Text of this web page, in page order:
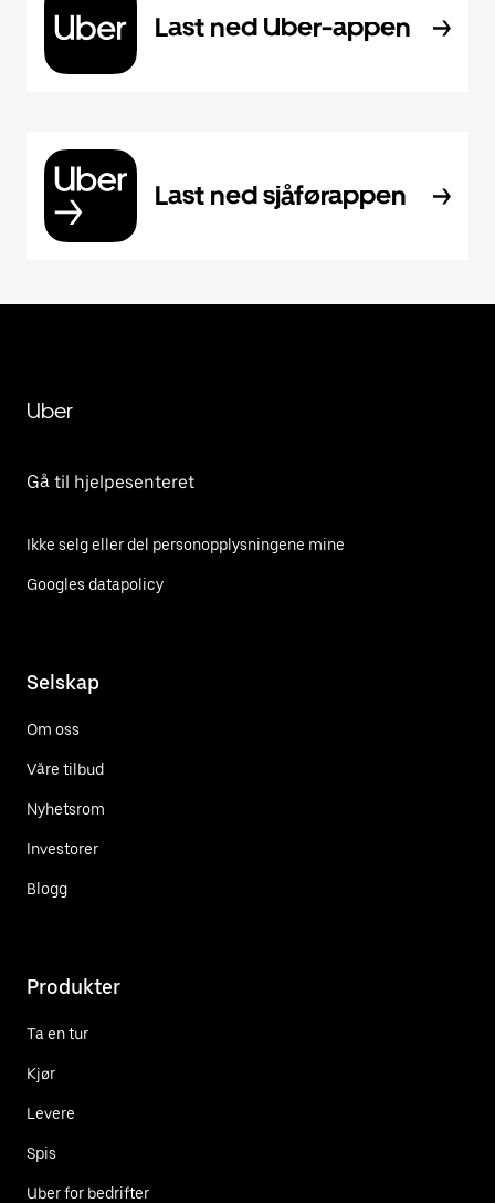
Last ned Uber-appen
Last ned sjåførappen
Uber
Gå til hjelpesenteret
Ikke selg eller del personopplysningene mine
Googles datapolicy
Selskap
Om oss
Våre tilbud
Nyhetsrom
Investorer
Blogg
Produkter
Ta en tur
Kjør
Levere
Spis
Uber for bedrifter